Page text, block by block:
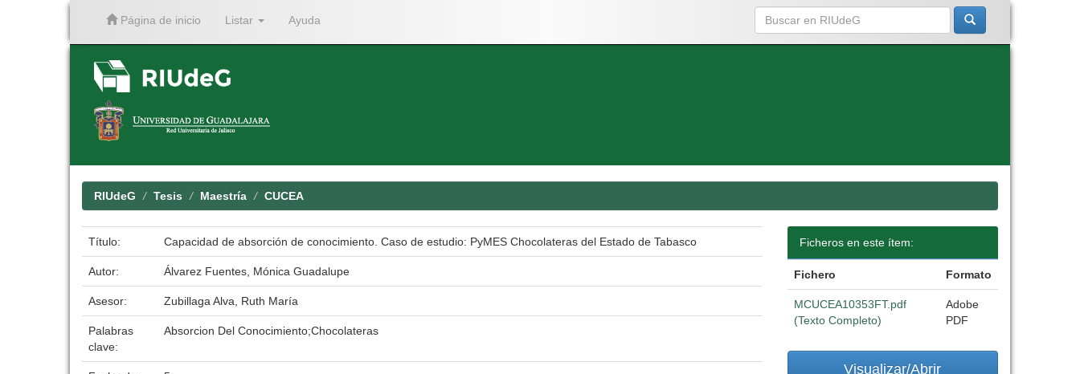
Página de inicio Listar Ayuda
RIUdeG Tesis Maestría CUCEA
Título: Capacidad de absorción de conocimiento. Caso de estudio: PyMES Chocolateras del Estado de Tabasco
Autor: Álvarez Fuentes, Mónica Guadalupe
Asesor: Zubillaga Alva, Ruth María
Palabras
clave:
Absorcion Del Conocimiento;Chocolateras
Ficheros en este ítem:
Fichero Formato
MCUCEA10353FT.pdf
(Texto Completo)
Adobe
PDF
Visualizar/Abrir